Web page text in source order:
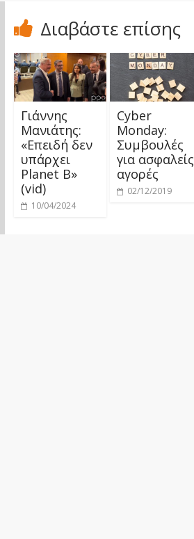
Διαβάστε επίσης
Γιάννης
Μανιάτης:
«Επειδή δεν
υπάρχει
Planet B»
(vid)
10/04/2024
Cyber
Monday:
Συμβουλές
για ασφαλείς
αγορές
02/12/2019